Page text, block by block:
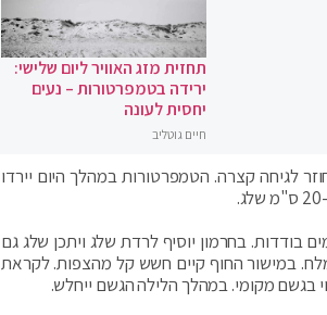
תחזית מזג האוויר ליום שלישי:
ירידה בטמפרטורות – נעים
יחסית לעונה
חיים גוטליב
לגיחה קצרה. הטמפרטורות במהלך היום יירדו
בודדות. בחרמון יוסיף לרדת שלג ויתכן שלג גם
במישור החוף קיים חשש קל מהצפות. לקראת
בגשם מקומי. במהלך הלילה הגשם ייחלש.